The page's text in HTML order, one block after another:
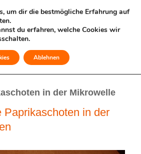
in der Mikrowelle
Paprikaschoten in der
um dir die bestmögliche Erfahrung auf
du erfahren, welche Cookies wir
Ablehnen